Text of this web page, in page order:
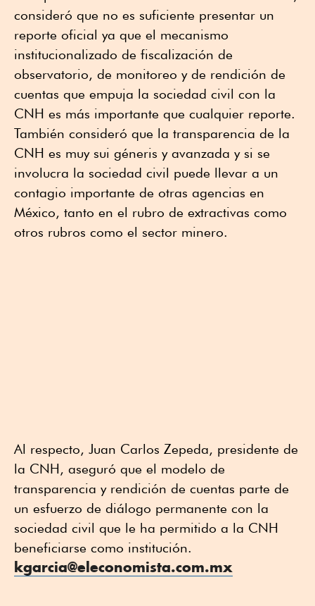
consideró que no es suficiente presentar un
reporte oficial ya que el mecanismo
institucionalizado de fiscalización de
observatorio, de monitoreo y de rendición de
cuentas que empuja la sociedad civil con la
CNH es más importante que cualquier reporte.
También consideró que la transparencia de la
CNH es muy sui géneris y avanzada y si se
involucra la sociedad civil puede llevar a un
contagio importante de otras agencias en
México, tanto en el rubro de extractivas como
otros rubros como el sector minero.
Al respecto, Juan Carlos Zepeda, presidente de
la CNH, aseguró que el modelo de
transparencia y rendición de cuentas parte de
un esfuerzo de diálogo permanente con la
sociedad civil que le ha permitido a la CNH
beneficiarse como institución.
kgarcia@eleconomista.com.mx